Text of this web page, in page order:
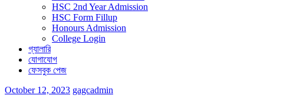
HSC 2nd Year Admission
HSC Form Fillup
Honours Admission
College Login
গ্যালারি
যোগাযোগ
ফেসবুক পেজ
October 12, 2023 gagcadmin